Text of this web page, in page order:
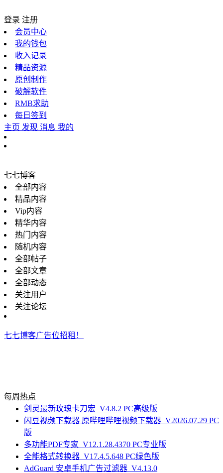
登录 注册
会员中心
我的钱包
收入记录
精品资源
原创制作
破解软件
RMB求助
每日签到
主页 发现 消息 我的
七七博客
全部内容
精品内容
Vip内容
精华内容
热门内容
随机内容
全部帖子
全部文章
全部动态
关注用户
关注论坛
七七博客广告位招租！
每周热点
剑灵最新玫瑰卡刀宏_V4.8.2 PC高级版
闪豆视频下载器 原哔哩哔哩视频下载器_V2026.07.29 PC
版
多功能PDF专家_V12.1.28.4370 PC专业版
全能格式转换器_V17.4.5.648 PC绿色版
AdGuard 安卓手机广告过滤器_V4.13.0